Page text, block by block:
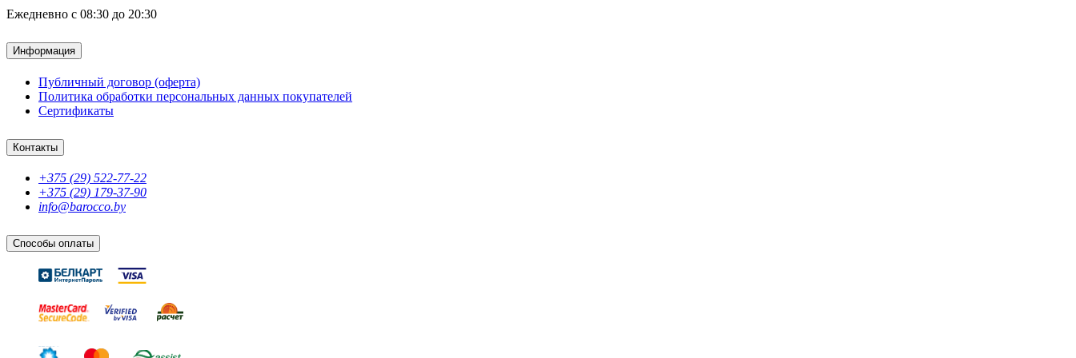
Ежедневно с 08:30 до 20:30
Информация
Публичный договор (оферта)
Политика обработки персональных данных покупателей
Сертификаты
Контакты
+375 (29) 522-77-22
+375 (29) 179-37-90
info@barocco.by
Способы оплаты